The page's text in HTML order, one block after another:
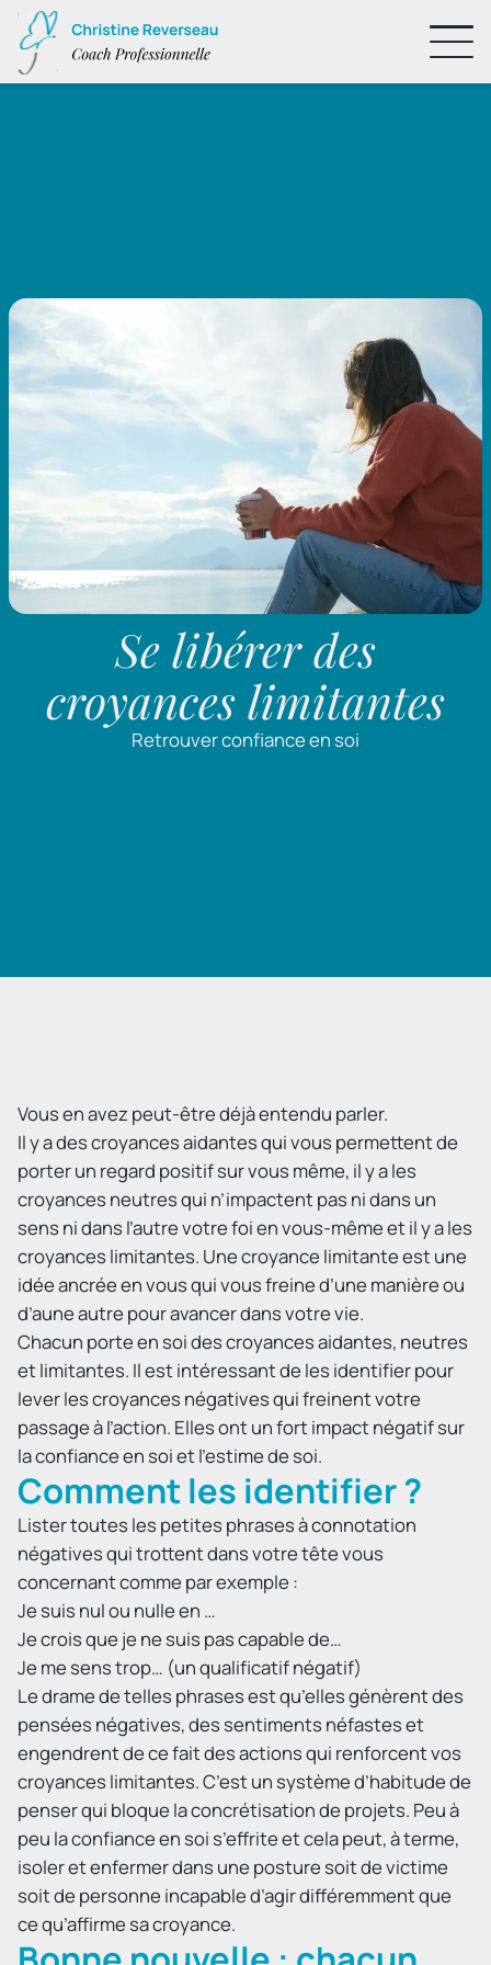
Se libérer des
croyances limitantes
Retrouver confiance en soi
Vous en avez peut-être déjà entendu parler.
Il y a des croyances aidantes qui vous permettent de
porter un regard positif sur vous même, il y a les
croyances neutres qui n’impactent pas ni dans un
sens ni dans l’autre votre foi en vous-même et il y a les
croyances limitantes. Une croyance limitante est une
idée ancrée en vous qui vous freine d’une manière ou
d’aune autre pour avancer dans votre vie.
Chacun porte en soi des croyances aidantes, neutres
et limitantes. Il est intéressant de les identifier pour
lever les croyances négatives qui freinent votre
passage à l’action. Elles ont un fort impact négatif sur
la confiance en soi et l’estime de soi.
Comment les identifier ?
Lister toutes les petites phrases à connotation
négatives qui trottent dans votre tête vous
concernant comme par exemple :
Je suis nul ou nulle en …
Je crois que je ne suis pas capable de…
Je me sens trop… (un qualificatif négatif)
Le drame de telles phrases est qu’elles génèrent des
pensées négatives, des sentiments néfastes et
engendrent de ce fait des actions qui renforcent vos
croyances limitantes. C’est un système d’habitude de
penser qui bloque la concrétisation de projets. Peu à
peu la confiance en soi s’effrite et cela peut, à terme,
isoler et enfermer dans une posture soit de victime
soit de personne incapable d’agir différemment que
ce qu’affirme sa croyance.